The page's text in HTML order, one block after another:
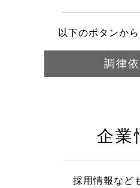
以下のボタンか
調律
企業
採用情報など